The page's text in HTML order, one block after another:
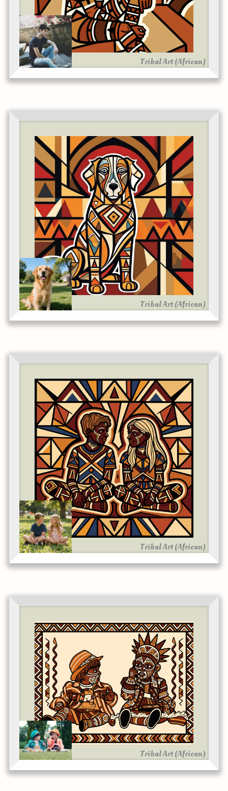
Tribal Art (African)
Tribal Art (African)
Tribal Art (African)
Tribal Art (African)